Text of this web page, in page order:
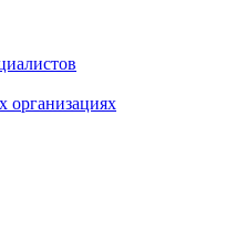
организациях